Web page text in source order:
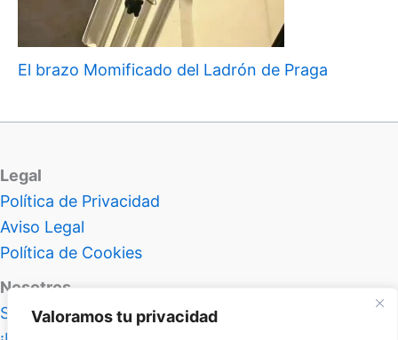
Valoramos tu privacidad
El brazo Momificado del Ladrón de Praga
Legal
Política de Privacidad
Aviso Legal
Política de Cookies
Nosotros
Sobre Atlas Insolitus